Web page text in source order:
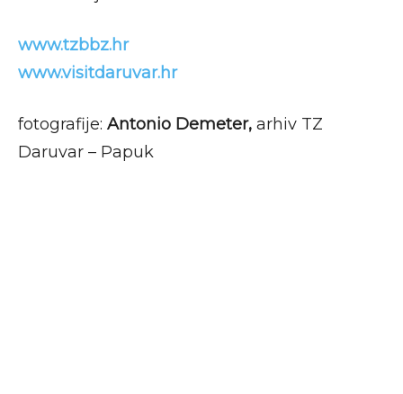
www.tzbbz.hr
www.visitdaruvar.hr
fotografije: Antonio Demeter, arhiv TZ
Daruvar – Papuk